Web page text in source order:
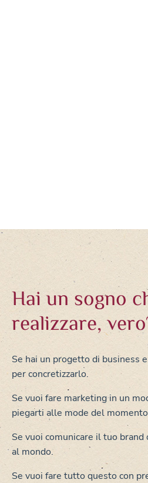
Hai un sogno
realizzare,
Se hai un progetto di business
per concretizzarlo.
Se vuoi fare marketing in un
piegarti alle mode del
Se vuoi comunicare il tuo
al mondo.
Se vuoi fare tutto questo con